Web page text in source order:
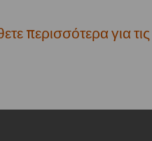
περισσότερα για